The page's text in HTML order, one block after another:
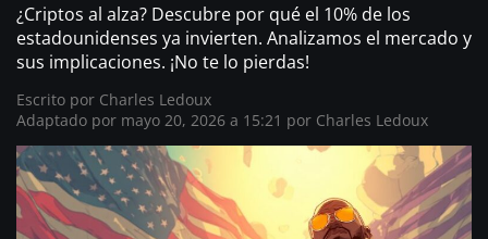
¿Criptos al alza? Descubre por qué el 10% de los
estadounidenses ya invierten. Analizamos el mercado y
sus implicaciones. ¡No te lo pierdas!
Escrito por Charles Ledoux
Adaptado por mayo 20, 2026 a 15:21 por Charles Ledoux